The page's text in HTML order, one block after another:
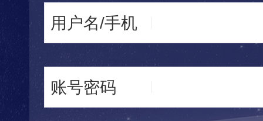
用户名/手机
账号密码